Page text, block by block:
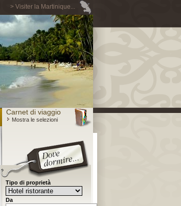
> Visiter la Martinique...
Carnet di viaggio
Mostra le selezioni
Tipo di proprietà
Da